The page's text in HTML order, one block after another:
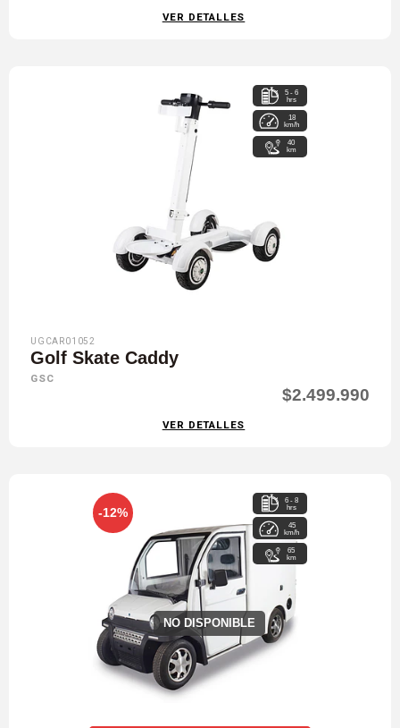
VER DETALLES
5 - 6
hrs
18
km/h
40
km
UGCAR01052
Golf Skate Caddy
GSC
$2.499.990
VER DETALLES
-12%
NO DISPONIBLE
6 - 8
hrs
45
km/h
65
km